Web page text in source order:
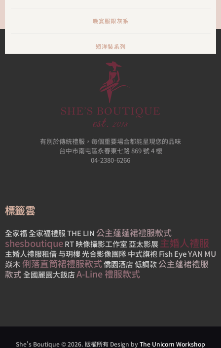
晚宴服銀灰系
短洋裝系列
有別於傳統禮服，每個重要場合都能呈現您的品味
台中市南屯區永春東七路 869 號 4 樓
04-2380-6266
標籤雲
全家福全家福禮服THE LIN 公主蓬蓬裙禮服款式
shesboutiqueRT 映像攝影工作室 亞太影展主婚人禮服
主婚人禮服租借与玥樓光合影像團隊中式旗袍Fish EyeYAN MU
焱木俐落直筒裙禮服款式僑園酒店低調款公主蓬裙禮服
款式 全國麗園大飯店A-Line 禮服款式
She's Boutique © 2026. 版權所有 Design byThe Unicorn Workshop